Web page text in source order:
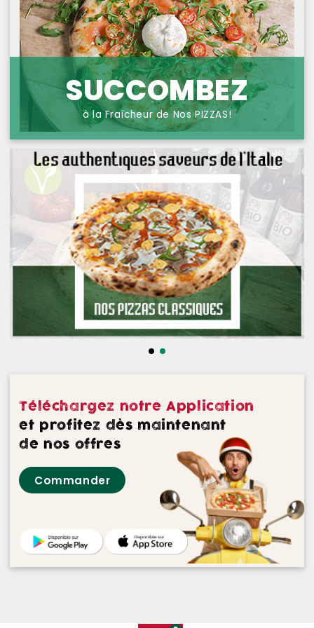
NOS PIZZAS FROMAGES
NOS SAVEURS D AILLEURS
OFFRE PRIMA
OFFRE MEZZO
MENUS BAMBINO
NOS PATES GRATINEES
NOS BURRITOS GRATINES
NOS PANINIS
NOS SALADES
NOS DESSERTS
NOS VINS ROUGES
NOS VINS ROSES
NOS VINS BLANCS
PROTECTION DES
DONNÉES
SUCCOMBEZ
à la Fraîcheur de Nos PIZZAS!
Téléchargez notre Application
et profitez dès maintenant
de nos offres
Commander